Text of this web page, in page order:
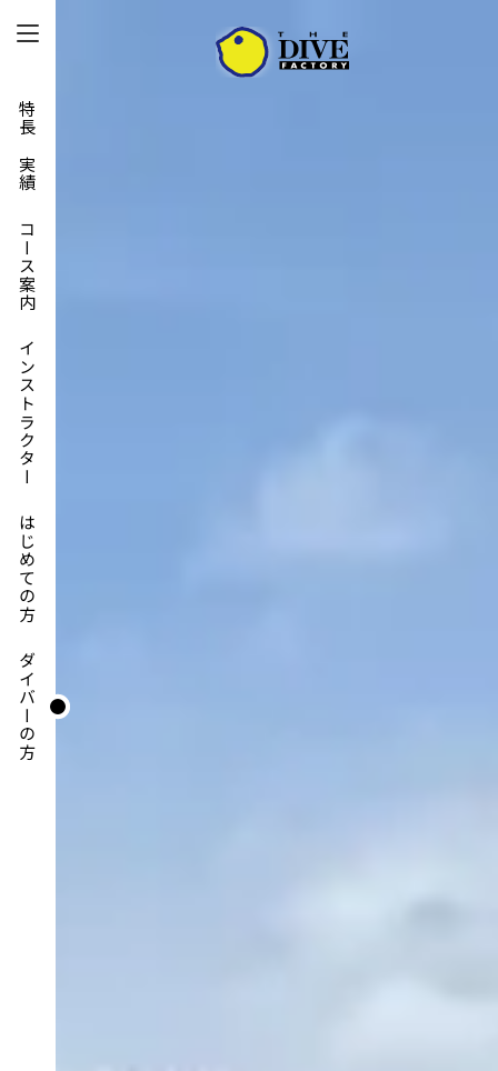
特長と実績
コース案内
インストラクター
はじめての方
ダイバーの方